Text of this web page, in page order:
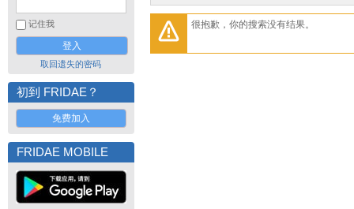
记住我
取回遗失的密码
初到 FRIDAE？
免费加入
FRIDAE MOBILE
很抱歉，你的搜索没有结果。